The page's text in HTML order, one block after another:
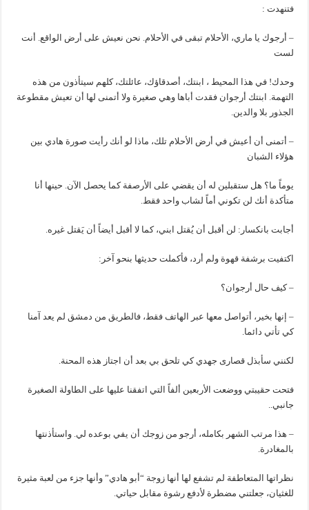
فتنهدت :
– أرجوك يا ماري، الأحلام تبقى في الأحلام. نحن نعيش على أرض الواقع. أنت
لست
وحدك! في هذا المحيط ، ابنتك، أصدقاؤك، عائلتك، كلهم سيتأذون من هذه
التهمة. ابنتك أرجوان فقدت أباها وهي صغيرة ولا أتمنى لها أن تعيش مقطوعة
الجذور بلا والدين.
– أتمنى أن أعيش في أرض الأحلام تلك، ماذا لو أنك رأيت صورة هادي بين
هؤلاء الشبان
يوماً ما؟ هل ستقبلين له أن يقضي على الأرصفة كما يحصل الآن. حينها أنا
متأكدة أنك لن تكوني أماً لشاب واحد فقط.
أجابت بانكسار: لن أقبل أن يُقتل ابني، كما لا أقبل أيضاً أن يَقتل غيره.
اكتفيت برشفة قهوة ولم أرد، فأكملت حديثها بنحو آخر:
– كيف حال أرجوان؟
– إنها بخير، أتواصل معها عبر الهاتف فقط، فالطريق من دمشق لم يعد آمنا
كي تأتي دائما.
لكنني سأبذل قصارى جهدي كي تلحق بي بعد أن اجتاز هذه المحنة.
فتحت حقيبتي ووضعت الأربعين ألفاً التي اتفقنا عليها على الطاولة الصغيرة
جانبي..
– هذا مرتب الشهر بكامله، أرجو من زوجك أن يفي بوعده لي. واستأذنتها
بالمغادرة.
نظراتها المتعاطفة لم تشفع لها أنها زوجة “أبو هادي” وأنها جزء من لعبة مثيرة
للغثيان، جعلتني مضطرة لأدفع رشوة مقابل حياتي.